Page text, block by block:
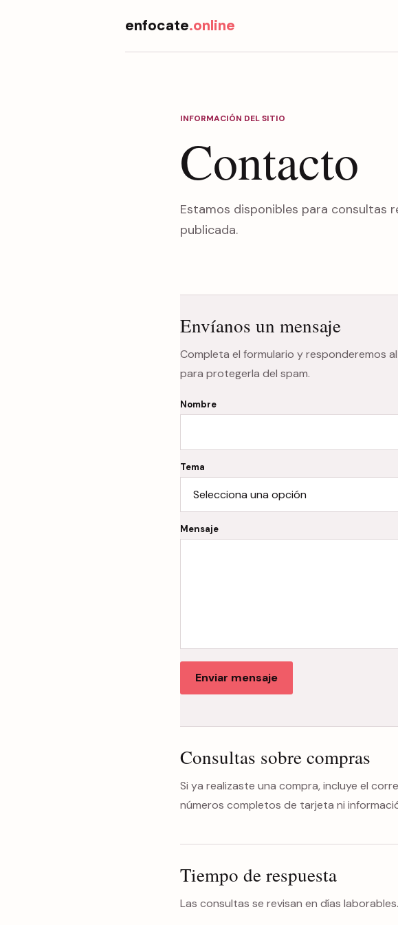
enfocate.online
INFORMACIÓN DEL SITIO
Contacto
Estamos disponibles para consultas
publicada.
Envíanos un mensaje
Completa el formulario y responderemos
para protegerla del spam.
Nombre
Tema
Mensaje
Enviar mensaje
Consultas sobre compras
Si ya realizaste una compra, incluye el
números completos de tarjeta ni
Tiempo de respuesta
Las consultas se revisan en días